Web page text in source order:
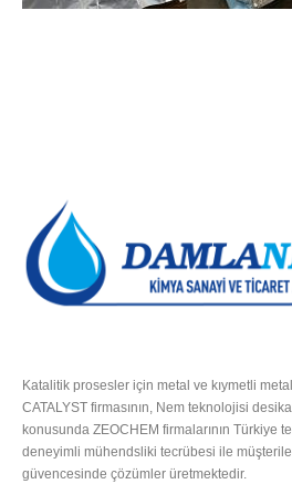
Katalitik prosesler için metal ve kıymetli
CATALYST firmasının, Nem teknolojisi
konusunda ZEOCHEM firmalarının Türkiye
deneyimli mühendsliki tecrübesi ile
güvencesinde çözümler üretmektedir.